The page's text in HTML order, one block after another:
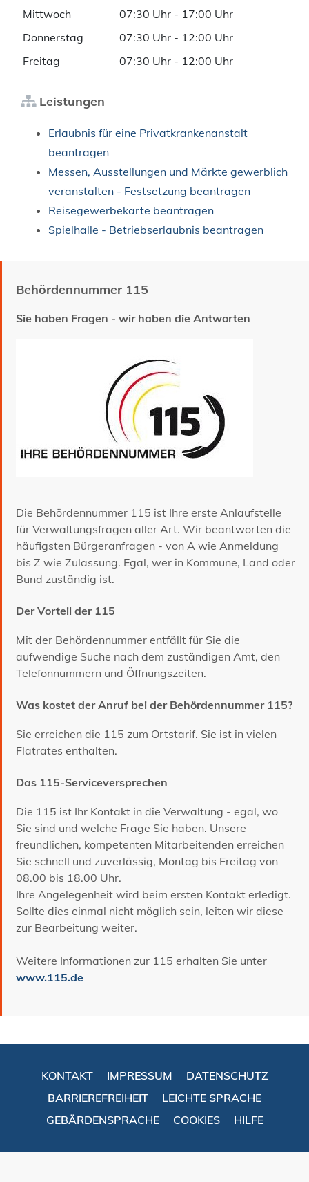
Mittwoch 07:30 Uhr - 17:00 Uhr
Donnerstag
07:30 Uhr - 12:00 Uhr
Freitag
07:30 Uhr - 12:00 Uhr
Leistungen
Erlaubnis für eine Privatkrankenanstalt
beantragen
Messen, Ausstellungen und Märkte gewerblich
veranstalten - Festsetzung beantragen
Reisegewerbekarte beantragen
Spielhalle - Betriebserlaubnis beantragen
Behördennummer 115
Sie haben Fragen - wir haben die Antworten
Die Behördennummer 115 ist Ihre erste Anlaufstelle
für Verwaltungsfragen aller Art. Wir beantworten die
häufigsten Bürgeranfragen - von A wie Anmeldung
bis Z wie Zulassung. Egal, wer in Kommune, Land oder
Bund zuständig ist.
Der Vorteil der 115
Mit der Behördennummer entfällt für Sie die
aufwendige Suche nach dem zuständigen Amt, den
Telefonnummern und Öffnungszeiten.
Was kostet der Anruf bei der Behördennummer 115?
Sie erreichen die 115 zum Ortstarif. Sie ist in vielen
Flatrates enthalten.
Das 115-Serviceversprechen
Die 115 ist Ihr Kontakt in die Verwaltung - egal, wo
Sie sind und welche Frage Sie haben. Unsere
freundlichen, kompetenten Mitarbeitenden erreichen
Sie schnell und zuverlässig, Montag bis Freitag von
08.00 bis 18.00 Uhr.
Ihre Angelegenheit wird beim ersten Kontakt erledigt.
Sollte dies einmal nicht möglich sein, leiten wir diese
zur Bearbeitung weiter.
Weitere Informationen zur 115 erhalten Sie unter
www.115.de
KONTAKT IMPRESSUM
DATENSCHUTZ
BARRIEREFREIHEIT
LEICHTE SPRACHE
GEBÄRDENSPRACHE
COOKIES HILFE